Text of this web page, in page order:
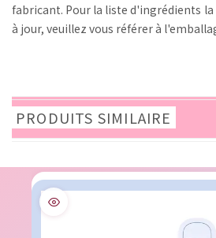
fabricant. Pour la liste d'ingrédients
à jour, veuillez vous référer à
PRODUITS SIMILAIRE